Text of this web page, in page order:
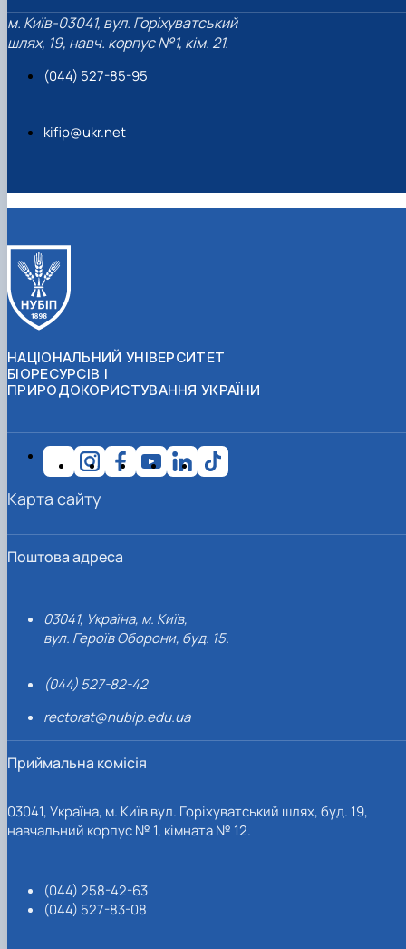
м. Київ-03041, вул. Горіхуватський
шлях, 19, навч. корпус №1, кім. 21.
(044) 527-85-95
kifip@ukr.net
НАЦІОНАЛЬНИЙ УНІВЕРСИТЕТ
БІОРЕСУРСІВ І
ПРИРОДОКОРИСТУВАННЯ УКРАЇНИ
Поштова адреса
03041, Україна, м. Київ,
вул. Героїв Оборони, буд. 15.
(044) 527-82-42
rectorat@nubip.edu.ua
Приймальна комісія
03041, Україна, м. Київ вул. Горіхуватський шлях, буд. 19,
навчальний корпус № 1, кімната № 12.
(044) 258-42-63
(044) 527-83-08
Карта сайту